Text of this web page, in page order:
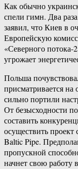
Как обычно
спели гимн. Два
заявил, что Киев в
Европейскую
«Северного потока-
угрожает
Польша
присматривается
сильно портили
От безысходности
составить
осуществить проект
Baltic Pipe.
пропускной
начнет свою работу